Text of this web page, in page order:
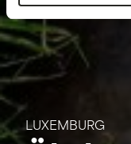
LUXEMBURG